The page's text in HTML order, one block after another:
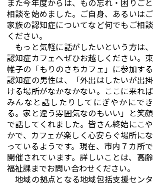
また今年度からは、もの忘れ・困りごと
相談を始めました。ご自身、あるいはご
家族の認知症についてなど何でもご相談
ください。
もっと気軽に話がしたいという方は、
認知症カフェへぜひお越しください。東
帷子の「もりのさちカフェ」に参加する
認知症の男性は、「外出はしたいが出掛
ける場所がなかなかない。ここに来れば
みんなと話したりしてにぎやかにでき
る。家と違う雰囲気なのもいい」と笑顔
で話してくれました。皆さん終始にこや
かで、カフェが楽しく心安らぐ場所にな
っているようです。現在、市内７カ所で
開催されています。詳しいことは、高齢
福祉課までお問い合わせください。
地域の拠点となる地域包括支援センタ